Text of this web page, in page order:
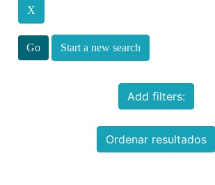
Start a new search
Add filters:
Ordenar resultados